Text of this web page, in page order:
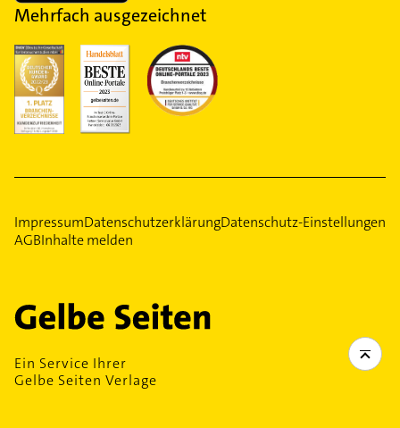
Mehrfach ausgezeichnet
ImpressumDatenschutzerklärungDatenschutz-Einstellungen
AGBInhalte melden
Ein Service Ihrer
Gelbe Seiten Verlage